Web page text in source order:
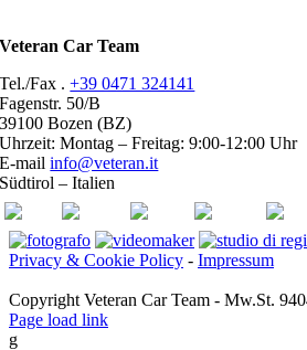
Veteran Car Team
Tel./Fax .+39 0471 324141
Fagenstr. 50/B
39100 Bozen (BZ)
Uhrzeit: Montag – Freitag: 9:00-12:00 Uhr
E-mailinfo@veteran.it
Südtirol – Italien
ASI
FIVA ACI youtube
Privacy & Cookie Policy - Impressum
Copyright Veteran Car Team - Mw.St.
Page load link
g